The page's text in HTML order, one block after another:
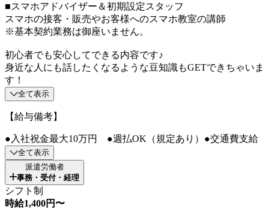
■スマホアドバイザー＆初期設定スタッフ
スマホの接客・販売やお客様へのスマホ教室の講師
※基本契約業務は御座いません。
初心者でも安心してできる内容です♪
身近な人にも話したくなるような豆知識もGETできちゃいま
す！
全て表示
【給与備考】
●入社祝金最大10万円 ●週払OK（規定あり）●交通費支給
全て表示
派遣労働者
事務・受付・経理
シフト制
時給1,400円〜